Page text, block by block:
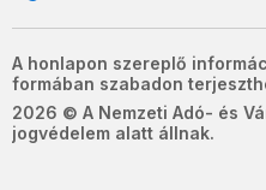
A honlapon szereplő
formában szabadon
2026 © A Nemzeti Adó- és
jogvédelem alatt állnak.